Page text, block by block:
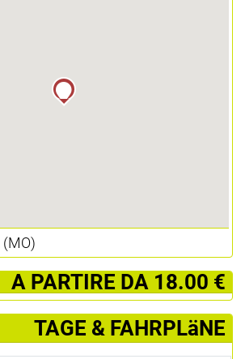
(MO)
­ A PARTIRE DA 18.00 €
TAGE & FAHRPLäNE